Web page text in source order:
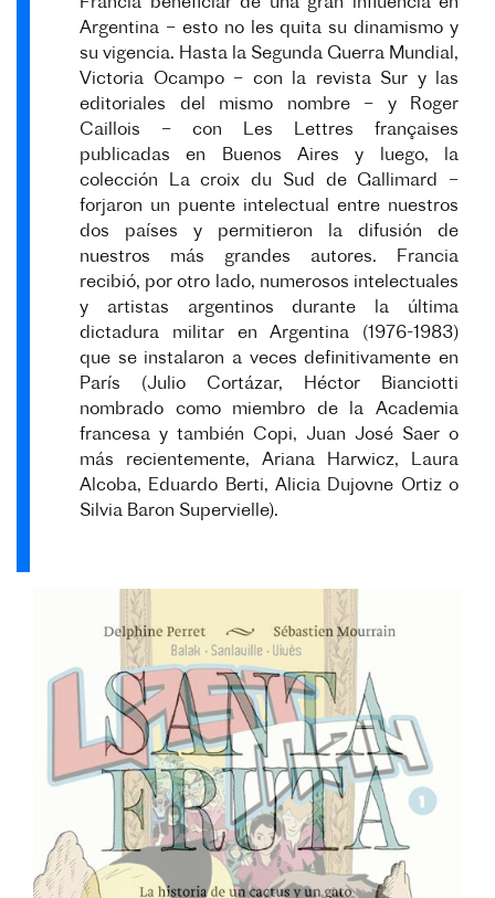
Argentina – esto no les quita su dinamismo y
su vigencia. Hasta la Segunda Guerra Mundial,
Victoria Ocampo – con la revista Sur y las
editoriales del mismo nombre – y Roger
Caillois – con Les Lettres françaises
publicadas en Buenos Aires y luego, la
colección La croix du Sud de Gallimard –
forjaron un puente intelectual entre nuestros
dos países y permitieron la difusión de
nuestros más grandes autores. Francia
recibió, por otro lado, numerosos intelectuales
y artistas argentinos durante la última
dictadura militar en Argentina (1976-1983)
que se instalaron a veces definitivamente en
París (Julio Cortázar, Héctor Bianciotti
nombrado como miembro de la Academia
francesa y también Copi, Juan José Saer o
más recientemente, Ariana Harwicz, Laura
Alcoba, Eduardo Berti, Alicia Dujovne Ortiz o
Silvia Baron Supervielle).